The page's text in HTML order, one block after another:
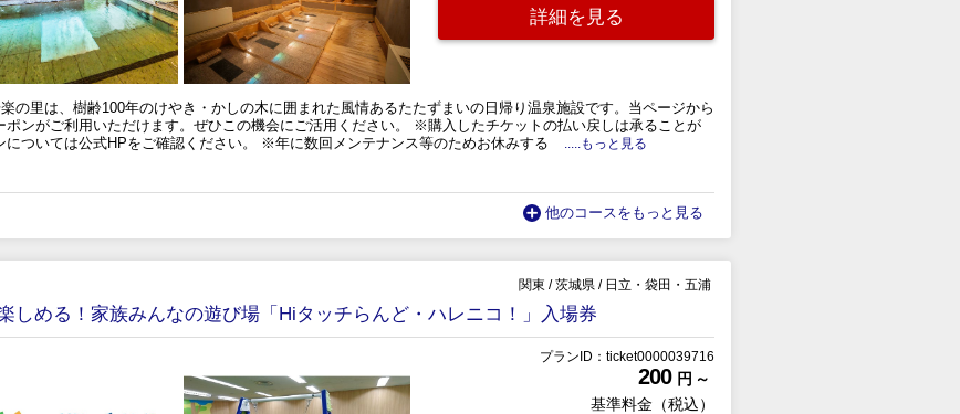
詳細を見る
の里は、樹齢100年のけやき・かしの木に囲まれた風情あるたたずまいの日帰り温泉施設です。当ページから
ンがご利用いただけます。ぜひこの機会にご活用ください。 ※購入したチケットの払い戻しは承ることが
ついては公式HPをご確認ください。 ※年に数回メンテナンス等のためお休みする
.....もっと見る
他のコースをもっと見る
関東 / 茨城県 / 日立・袋田・五浦
しめる！家族みんなの遊び場「Hiタッチらんど・ハレニコ！」入場券
プランID：ticket0000039716
200 円 ～
基準料金（税込）